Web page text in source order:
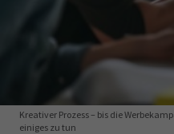
Leichte Sprache
IHK regional
Karriere
Wirtschaftsfachwirt
Sachkundeprüfung
34i
Kreativer Prozess – bis die
einiges zu tun